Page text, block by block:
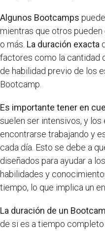
Algunos Bootcamps
mientras que otros
o más. La duración exacta
factores como la cantidad
de habilidad previo de los
Bootcamp.
Es importante tener en
suelen ser intensivos, y
encontrarse trabajando y
cada día. Esto se debe a
diseñados para ayudar a
habilidades y
tiempo, lo que implica un
La duración de un
de si es a tiempo